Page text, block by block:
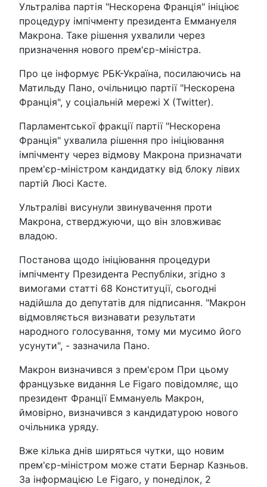
Ультраліва партія "Нескорена Франція" ініціює
процедуру імпічменту президента Еммануеля
Макрона. Таке рішення ухвалили через
призначення нового прем'єр-міністра.
Про це інформує РБК-Україна, посилаючись на
Матильду Пано, очільницю партії "Нескорена
Франція", у соціальній мережі X (Twitter).
Парламентської фракції партії "Нескорена
Франція" ухвалила рішення про ініціювання
імпічменту через відмову Макрона призначати
прем'єр-міністром кандидатку від блоку лівих
партій Люсі Касте.
Ультраліві висунули звинувачення проти
Макрона, стверджуючи, що він зловживає
владою.
Постанова щодо ініціювання процедури
імпічменту Президента Республіки, згідно з
вимогами статті 68 Конституції, сьогодні
надійшла до депутатів для підписання. "Макрон
відмовляється визнавати результати
народного голосування, тому ми мусимо його
усунути", - зазначила Пано.
Макрон визначився з прем'єром При цьому
французьке видання Le Figaro повідомляє, що
президент Франції Еммануель Макрон,
ймовірно, визначився з кандидатурою нового
очільника уряду.
Вже кілька днів ширяться чутки, що новим
прем'єр-міністром може стати Бернар Казньов.
За інформацією Le Figaro, у понеділок, 2